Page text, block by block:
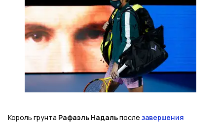
Король грунта Рафаэль Надальпосле завершения